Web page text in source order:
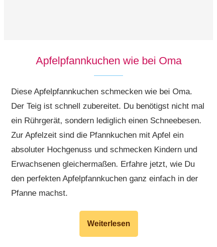
Apfelpfannkuchen wie bei Oma
Diese Apfelpfannkuchen schmecken wie bei Oma.
Der Teig ist schnell zubereitet. Du benötigst nicht mal
ein Rührgerät, sondern lediglich einen Schneebesen.
Zur Apfelzeit sind die Pfannkuchen mit Apfel ein
absoluter Hochgenuss und schmecken Kindern und
Erwachsenen gleichermaßen. Erfahre jetzt, wie Du
den perfekten Apfelpfannkuchen ganz einfach in der
Pfanne machst.
Weiterlesen